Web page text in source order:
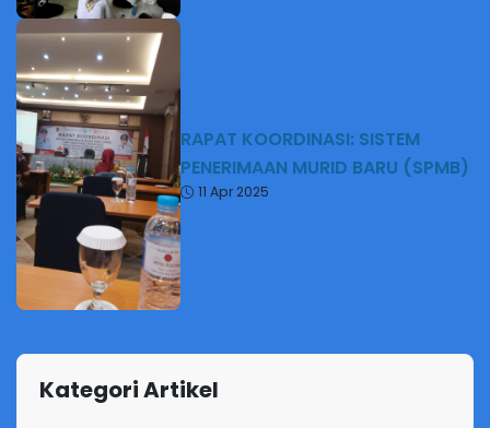
RAPAT KOORDINASI: SISTEM
PENERIMAAN MURID BARU (SPMB)
11 Apr 2025
Kategori Artikel